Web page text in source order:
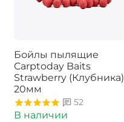
Бойлы пылящие
Carptoday Baits
Strawberry (Клубника)
20мм
52
В наличии